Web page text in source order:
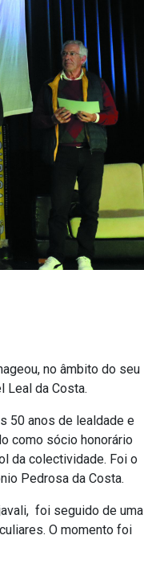
no âmbito do seu
Leal da Costa.
50 anos de lealdade e
como sócio honorário
da colectividade. Foi o
Pedrosa da Costa.
foi seguido de uma
O momento foi